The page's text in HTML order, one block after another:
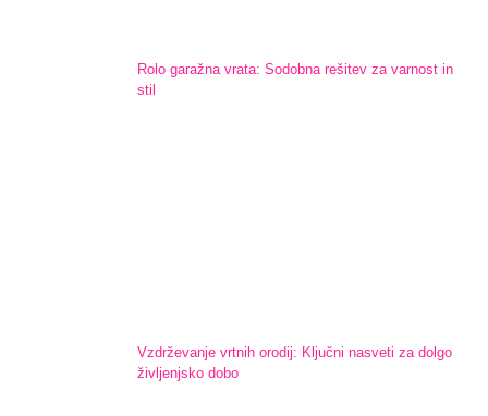
Rolo garažna vrata: Sodobna rešitev za varnost in
stil
Vzdrževanje vrtnih orodij: Ključni nasveti za dolgo
življenjsko dobo